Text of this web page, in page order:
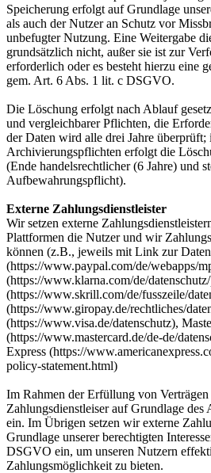
Speicherung erfolgt auf Grundlage
als auch der Nutzer an Schutz vor
unbefugter Nutzung. Eine Weitergabe
grundsätzlich nicht, außer sie ist zur
erforderlich oder es besteht hierzu eine
gem. Art. 6 Abs. 1 lit. c DSGVO.
Die Löschung erfolgt nach Ablauf
und vergleichbarer Pflichten, die
der Daten wird alle drei Jahre überprüft;
Archivierungspflichten erfolgt die
(Ende handelsrechtlicher (6 Jahre) und
Aufbewahrungspflicht).
Externe Zahlungsdienstleister
Wir setzen externe
Plattformen die Nutzer und wir
können (z.B., jeweils mit Link zur
(https://www.paypal.com/de/webapps/
(https://www.klarna.com/de/
(https://www.skrill.com/de/fusszeile/
(https://www.giropay.de/rechtliches/
(https://www.visa.de/datenschutz),
(https://www.mastercard.de/de-de/
Express (https://
policy-statement.html)
Im Rahmen der Erfüllung von
Zahlungsdienstleiser auf Grundlage
ein. Im Übrigen setzen wir externe
Grundlage unserer berechtigten
DSGVO ein, um unseren Nutzern
Zahlungsmöglichkeit zu bieten.